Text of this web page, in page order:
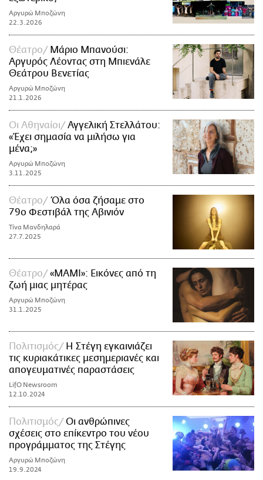
Αργυρώ Μποζώνη
22.3.2026
Θέατρο
Μάριο Μπανούσι:
Αργυρός Λέοντας στη Μπιενάλε
Θεάτρου Βενετίας
Αργυρώ Μποζώνη
21.1.2026
Οι Αθηναίοι
Αγγελική Στελλάτου:
«Έχει σημασία να μιλήσω για
μένα;»
Αργυρώ Μποζώνη
3.11.2025
Θέατρο
Όλα όσα ζήσαμε στο
79ο Φεστιβάλ της Αβινιόν
Τίνα Μανδηλαρά
27.7.2025
Θέατρο
«ΜΑΜΙ»: Εικόνες από τη
ζωή μιας μητέρας
Αργυρώ Μποζώνη
31.1.2025
Πολιτισμός
Η Στέγη εγκαινιάζει
τις κυριακάτικες μεσημεριανές και
απογευματινές παραστάσεις
LifO Newsroom
12.10.2024
Πολιτισμός
Οι ανθρώπινες
σχέσεις στο επίκεντρο του νέου
προγράμματος της Στέγης
Αργυρώ Μποζώνη
19.9.2024